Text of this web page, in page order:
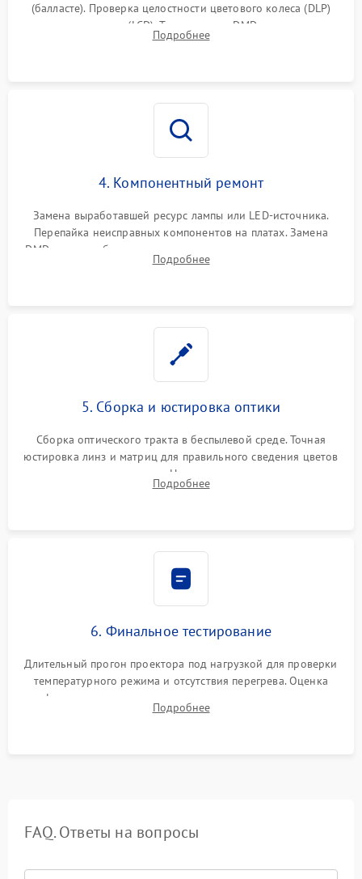
(балласте). Проверка целостности цветового колеса (DLP)
или поляризаторов (LCD). Тестирование DMD-чипа, датчиков
температуры и оптопар с помощью мультиметра и
Подробнее
4. Компонентный ремонт
Замена выработавшей ресурс лампы или LED-источника.
Перепайка неисправных компонентов на платах. Замена
DMD-чипа при битых пикселях, установка нового цветового
колеса или восстановление сгоревших поляризационных
Подробнее
5. Сборка и юстировка оптики
Сборка оптического тракта в беспылевой среде. Точная
юстировка линз и матриц для правильного сведения цветов
и устранения размытия. Надежное подключение всех
шлейфов, установка датчиков и закрытие корпуса
Подробнее
6. Финальное тестирование
Длительный прогон проектора под нагрузкой для проверки
температурного режима и отсутствия перегрева. Оценка
фокуса, контрастности и цветопередачи на тестовых
таблицах. Проверка работы всех видеовходов и кнопок
Подробнее
FAQ. Ответы на вопросы